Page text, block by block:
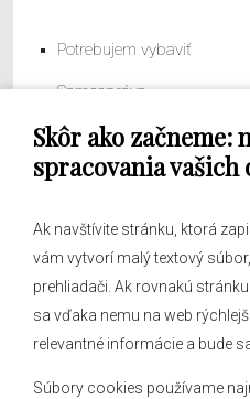
Skôr ako začneme:
spracovania
Ak navštívite stránku, ktorá
vám vytvorí malý textový
prehliadači. Ak rovnakú
sa vďaka nemu na web
relevantné informácie a bude
Súbory cookies používame
Potrebujem vybaviť
Samospráva
Obecný úrad
O obci
Hlásenia obecného